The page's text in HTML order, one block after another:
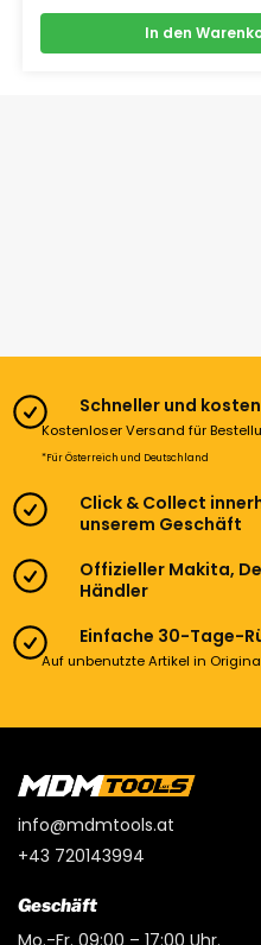
In den
Schneller und
Kostenloser Versand für
*Für Österreich und Deutschland
Click & Collect
unserem Geschäft
Offizieller Makita,
Händler
Einfache 30-Tage-
Auf unbenutzte Artikel in
info@mdmtools.at
+43 720143994
Geschäft
Mo.-Fr. 09:00 – 17:00 Uhr.